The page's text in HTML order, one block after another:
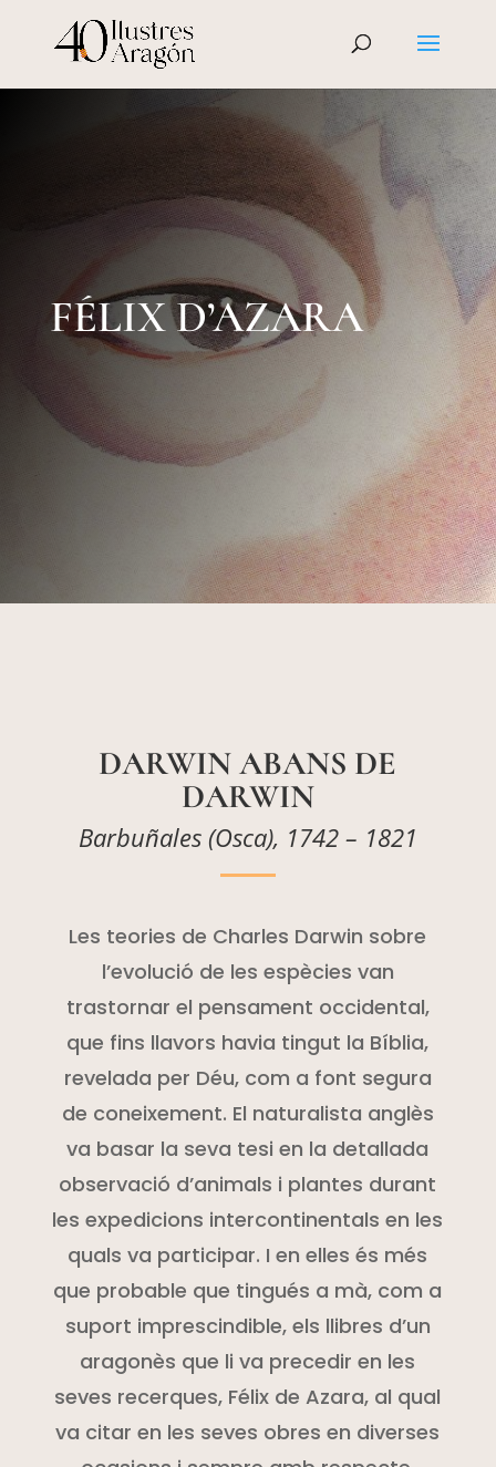
FÉLIX D’AZARA
DARWINABANS DE
DARWIN
Barbuñales (Osca), 1742 – 1821
Les teories de Charles Darwin sobre
l’evolució de les espècies van
trastornar el pensament occidental,
que fins llavors havia tingut la Bíblia,
revelada per Déu, com a font segura
de coneixement. El naturalista anglès
va basar la seva tesi en la detallada
observació d’animals i plantes durant
les expedicions intercontinentals en les
quals va participar. I en elles és més
que probable que tingués a mà, com a
suport imprescindible, els llibres d’un
aragonès que li va precedir en les
seves recerques, Félix deAzara, al qual
va citar en les seves obres en diverses